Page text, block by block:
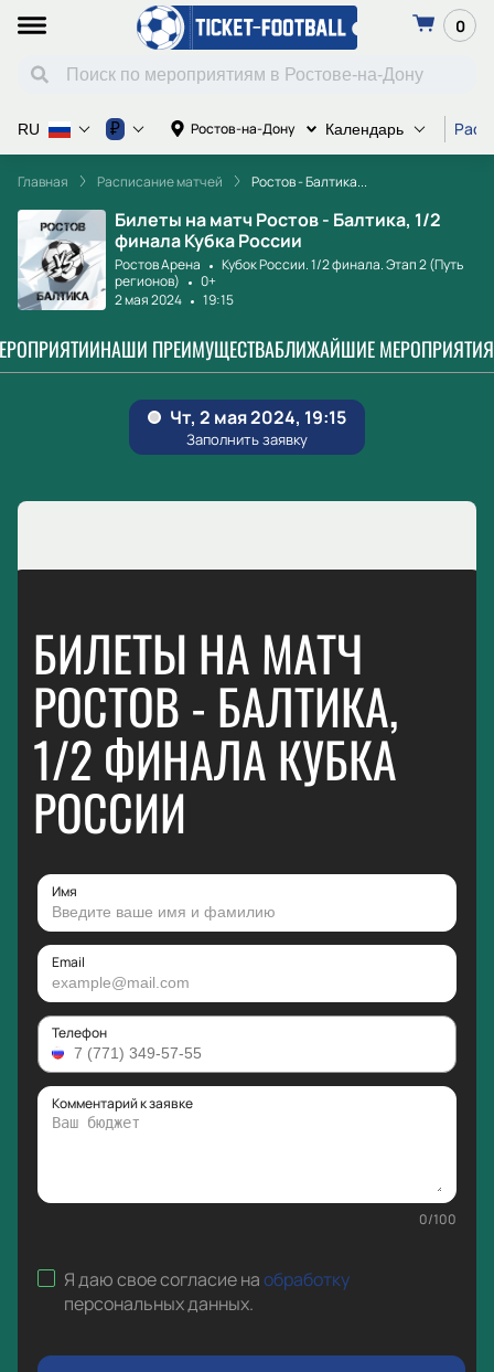
0
Ростов-на-Дону Календарь
RU ₽
Главная Расписание матчей Ростов - Балтика...
Билеты на матч Ростов - Балтика, 1/2
финала Кубка России
Ростов Арена
Кубок России. 1/2 финала. Этап 2 (Путь
регионов)
0+
2 мая 2024
19:15
НАШИ ПРЕИМУЩЕСТВАБЛИЖАЙШИЕ МЕРОПРИЯТИЯ
БИЛЕТЫ НА МАТЧ
РОСТОВ - БАЛТИКА,
1/2 ФИНАЛА КУБКА
РОССИИ
Имя
Email
Телефон
Комментарий к заявке
0/100
Я даю свое согласие наобработку
персональных данных.